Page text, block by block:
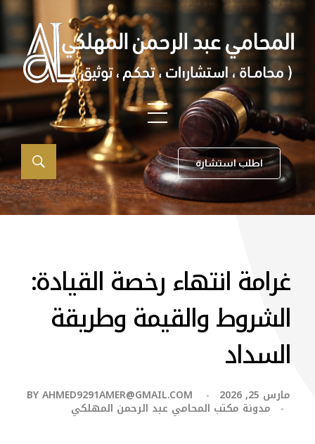
اطلب استشارة
غرامة انتهاء رخصة القيادة:
الشروط والقيمة وطريقة
السداد
مارس 25, 2026 BYAHMED9291AMER@GMAIL.COM
مدونة مكتب المحامي عبد الرحمن المهلكي